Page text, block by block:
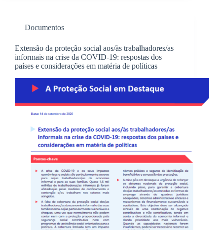
Documentos
Extensão da proteção social aos/às trabalhadores/as
informais na crise da COVID-19: respostas dos
países e considerações em matéria de políticas